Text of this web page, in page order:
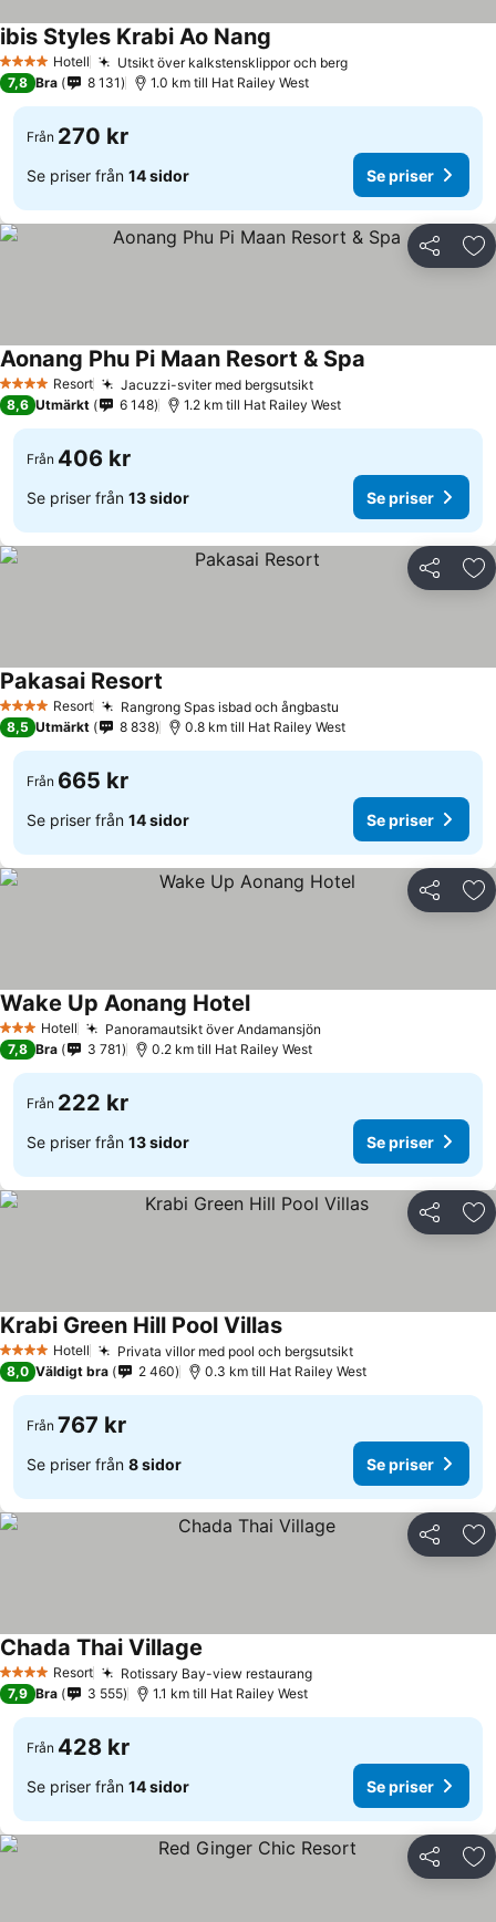
4 StjärnorHotell Utsikt över kalkstensklippor och bergSe priser
ibis Styles Krabi Ao Nang
7,8 Bra 8 131 1.0 km till Hat Railey West
Från 270 kr
Se priser från 14 sidor Se priser
Dela
4 StjärnorResort Jacuzzi-sviter med bergsutsiktSe priser
Aonang Phu Pi Maan Resort & Spa
8,6 Utmärkt 6 148 1.2 km till Hat Railey West
Från 406 kr
Se priser från 13 sidor Se priser
Dela
4 StjärnorResort Rangrong Spas isbad och ångbastu
Pakasai Resort
8,5 Utmärkt 8 838 0.8 km till Hat Railey West
Från 665 kr
Se priser från 14 sidor Se priser
Dela
3 StjärnorHotell Panoramautsikt över Andamansjön
Wake Up Aonang HotelSe priser
7,8 Bra 3 781 0.2 km till Hat Railey West
Från 222 kr
Se priser från 13 sidor Se priser
Dela
4 StjärnorHotell Privata villor med pool och bergsutsiktSe priser
Krabi Green Hill Pool VillasSe priser
8,0 Väldigt bra 2 460 0.3 km till Hat Railey West
Från 767 kr
Se priser från 8 sidor Se priser
Dela
4 StjärnorResort Rotissary Bay-view restaurangSe priser
Chada Thai Village
7,9 Bra 3 555 1.1 km till Hat Railey West
Från 428 kr
Se priser från 14 sidor Se priser
Dela